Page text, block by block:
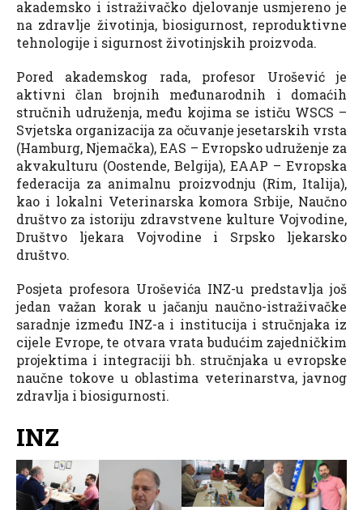
akademsko i istraživačko djelovanje usmjereno je
na zdravlje životinja, biosigurnost, reproduktivne
tehnologije i sigurnost životinjskih proizvoda.
Pored akademskog rada, profesor Urošević je
aktivni član brojnih međunarodnih i domaćih
stručnih udruženja, među kojima se ističu WSCS –
Svjetska organizacija za očuvanje jesetarskih vrsta
(Hamburg, Njemačka), EAS – Evropsko udruženje za
akvakulturu (Oostende, Belgija), EAAP – Evropska
federacija za animalnu proizvodnju (Rim, Italija),
kao i lokalni Veterinarska komora Srbije, Naučno
društvo za istoriju zdravstvene kulture Vojvodine,
Društvo ljekara Vojvodine i Srpsko ljekarsko
društvo.
Posjeta profesora Uroševića INZ-u predstavlja još
jedan važan korak u jačanju naučno-istraživačke
saradnje između INZ-a i institucija i stručnjaka iz
cijele Evrope, te otvara vrata budućim zajedničkim
projektima i integraciji bh. stručnjaka u evropske
naučne tokove u oblastima veterinarstva, javnog
zdravlja i biosigurnosti.
INZ